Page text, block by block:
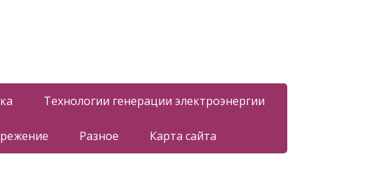
Технологии генерации электроэнергии
Разное Карта сайта